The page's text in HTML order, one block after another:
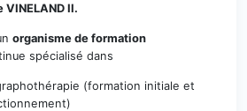
II.
organisme de formation
spécialisé dans
(formation initiale et